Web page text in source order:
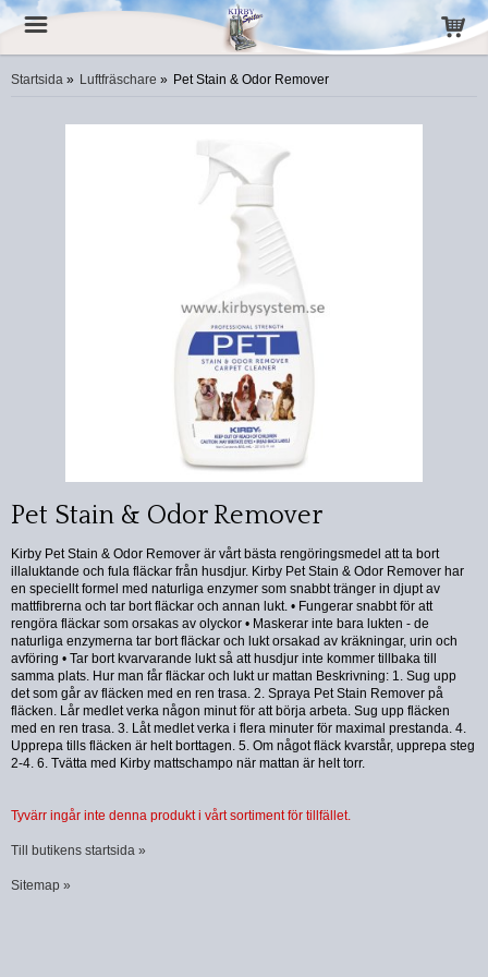
Startsida » Luftfräschare » Pet Stain & Odor Remover
Pet Stain & Odor Remover
Kirby Pet Stain & Odor Remover är vårt bästa rengöringsmedel att ta bort
illaluktande och fula fläckar från husdjur. Kirby Pet Stain & Odor Remover har
en speciellt formel med naturliga enzymer som snabbt tränger in djupt av
mattfibrerna och tar bort fläckar och annan lukt. • Fungerar snabbt för att
rengöra fläckar som orsakas av olyckor • Maskerar inte bara lukten - de
naturliga enzymerna tar bort fläckar och lukt orsakad av kräkningar, urin och
avföring • Tar bort kvarvarande lukt så att husdjur inte kommer tillbaka till
samma plats. Hur man får fläckar och lukt ur mattan Beskrivning: 1. Sug upp
det som går av fläcken med en ren trasa. 2. Spraya Pet Stain Remover på
fläcken. Lår medlet verka någon minut för att börja arbeta. Sug upp fläcken
med en ren trasa. 3. Låt medlet verka i flera minuter för maximal prestanda. 4.
Upprepa tills fläcken är helt borttagen. 5. Om något fläck kvarstår, upprepa steg
2-4. 6. Tvätta med Kirby mattschampo när mattan är helt torr.
Tyvärr ingår inte denna produkt i vårt sortiment för tillfället.
Till butikens startsida »
Sitemap »